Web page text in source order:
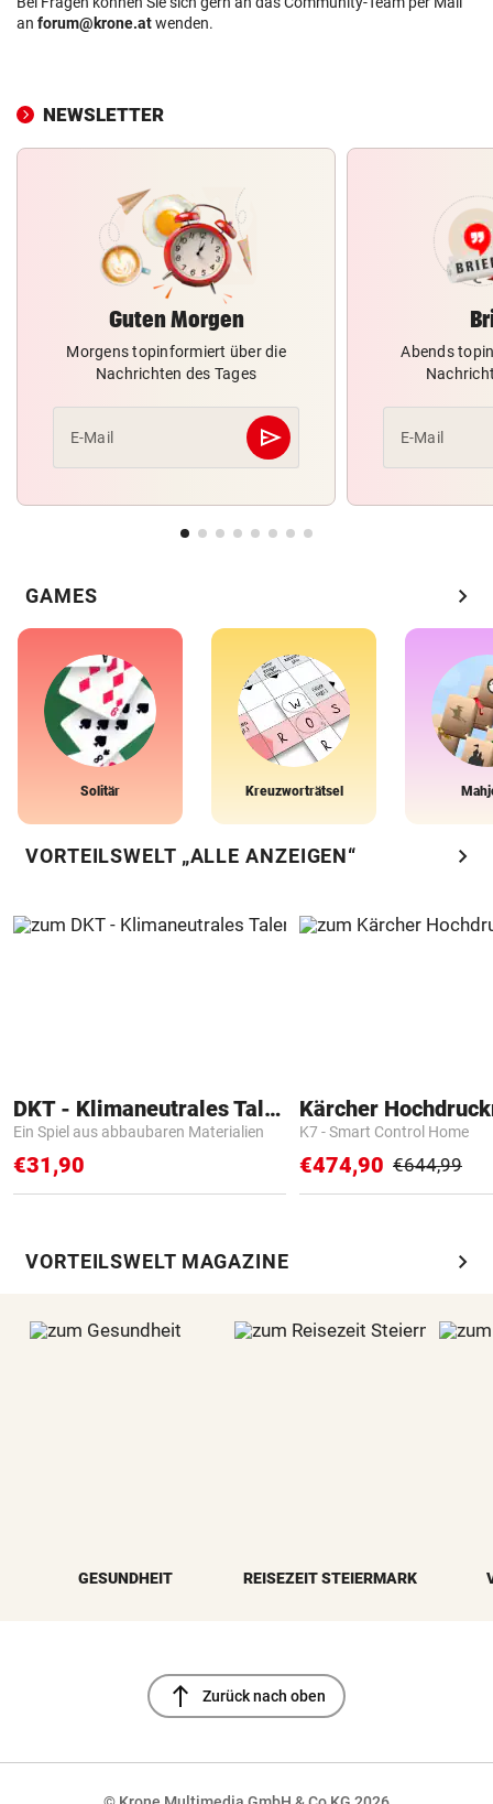
an forum@krone.atwenden.
NEWSLETTER
Guten Morgen
Morgens topinformiert über die
Nachrichten des Tages
E-Mail send
Abschicken
Abends
E-Mail
GAMES chevron_right
Solitär Kreuzworträtsel
VORTEILSWELT „ALLE ANZEIGEN“ chevron_right
DKT - Klimaneutrales Talent
Ein Spiel aus abbaubaren Materialien
€31,90
Kärcher
K7 - Smart Control Home
€474,90 €644,99
VORTEILSWELT MAGAZINE chevron_right
GESUNDHEIT REISEZEIT STEIERMARK
north Zurück nach oben